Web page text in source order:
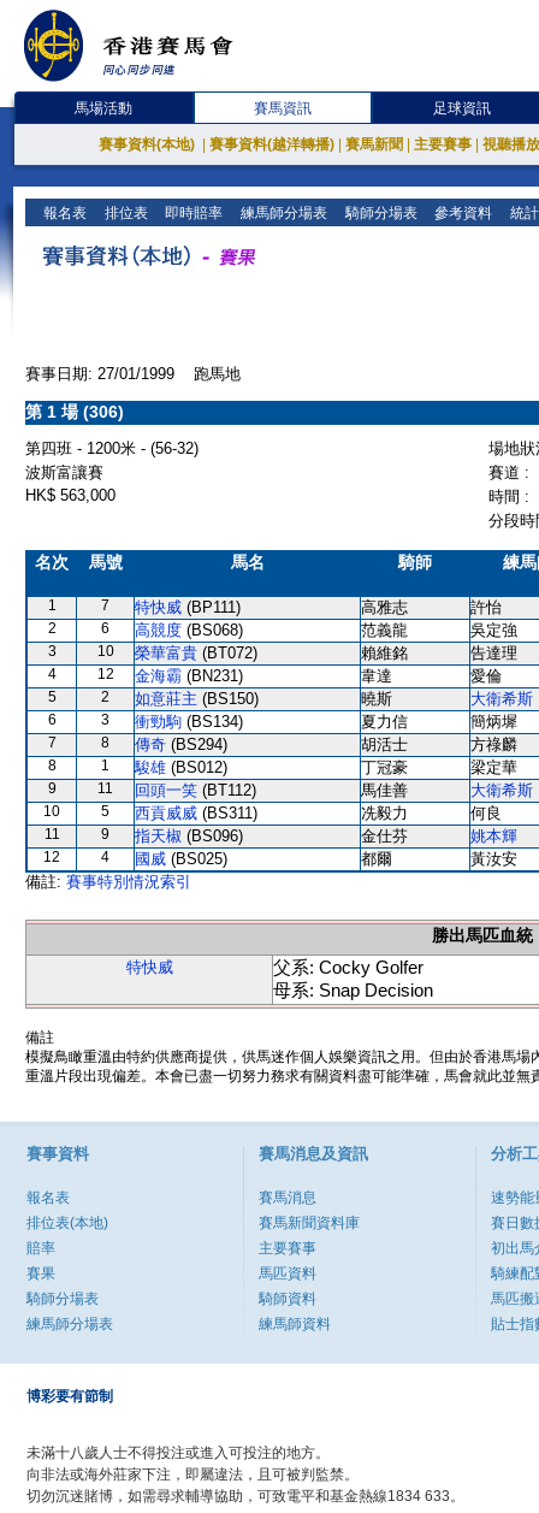
馬場活動 賽馬資訊 足球資訊
賽事資料(本地) 賽事資料(越洋轉播) 賽馬新聞 主要賽事 視聽播
報名表 排位表 即時賠率 練馬師分場表 騎師分場表 參考資料 統
賽事日期: 27/01/1999 跑馬地
第 1 場 (306)
第四班 - 1200米 - (56-32)
場地
波斯富讓賽
賽道 :
HK$ 563,000
時間 :
分段
名次 馬號 馬名 騎師 練
1 7 特快威 (BP111) 高雅志 許怡
2 6 高競度 (BS068) 范義龍 吳定強
3 10 榮華富貴 (BT072) 賴維銘 告達理
4 12 金海霸 (BN231) 韋達 愛倫
5 2 如意莊主 (BS150) 曉斯 大衛希斯
6 3 衝勁駒 (BS134) 夏力信 簡炳墀
7 8 傳奇 (BS294) 胡活士 方祿麟
8 1 駿雄 (BS012) 丁冠豪 梁定華
9 11 回頭一笑 (BT112) 馬佳善 大衛希斯
10 5 西貢威威 (BS311) 冼毅力 何良
11 9 指天椒 (BS096) 金仕芬 姚本輝
12 4 國威 (BS025) 都爾
黃汝安
備註: 賽事特別情況索引
勝出馬匹血統
特快威
父系: Cocky Golfer
母系: Snap Decision
備註
模擬鳥瞰重溫由特約供應商提供，供馬迷作個人娛樂資訊之用。但由於香港馬
重溫片段出現偏差。本會已盡一切努力務求有關資料盡可能準確，馬會就此並
賽事資料
報名表
排位表(本地)
賠率
賽果
騎師分場表
練馬師分場表
賽馬消息及資訊
賽馬消息
賽馬新聞資料庫
主要賽事
馬匹資料
騎師資料
練馬師資料
分析
速勢能
賽日數
初出馬
騎練配
馬匹搬
貼士指
博彩要有節制
未滿十八歲人士不得投注或進入可投注的地方。
向非法或海外莊家下注，即屬違法，且可被判監禁。
切勿沉迷賭博，如需尋求輔導協助，可致電平和基金熱線1834 633。